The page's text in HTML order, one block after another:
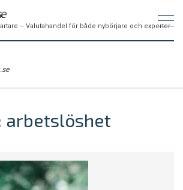
– Valutahandel för både nybörjare och experter
arbetslöshet